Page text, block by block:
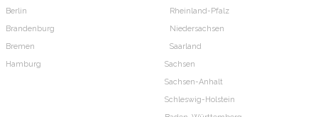
Berlin
Brandenburg
Bremen
Hamburg
Rheinland-Pfalz
Niedersachsen
Saarland
Sachsen
Sachsen-Anhalt
Schleswig-Holstein